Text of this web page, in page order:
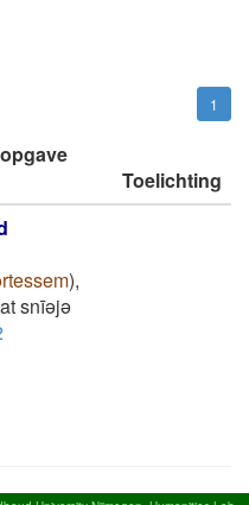
1
Toelichting
),
snīǝjǝ